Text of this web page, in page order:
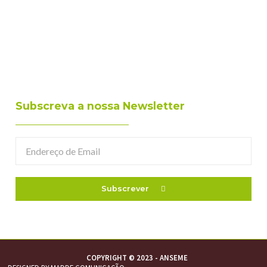
Subscreva a nossa Newsletter
Subscrever
COPYRIGHT © 2023 - ANSEME